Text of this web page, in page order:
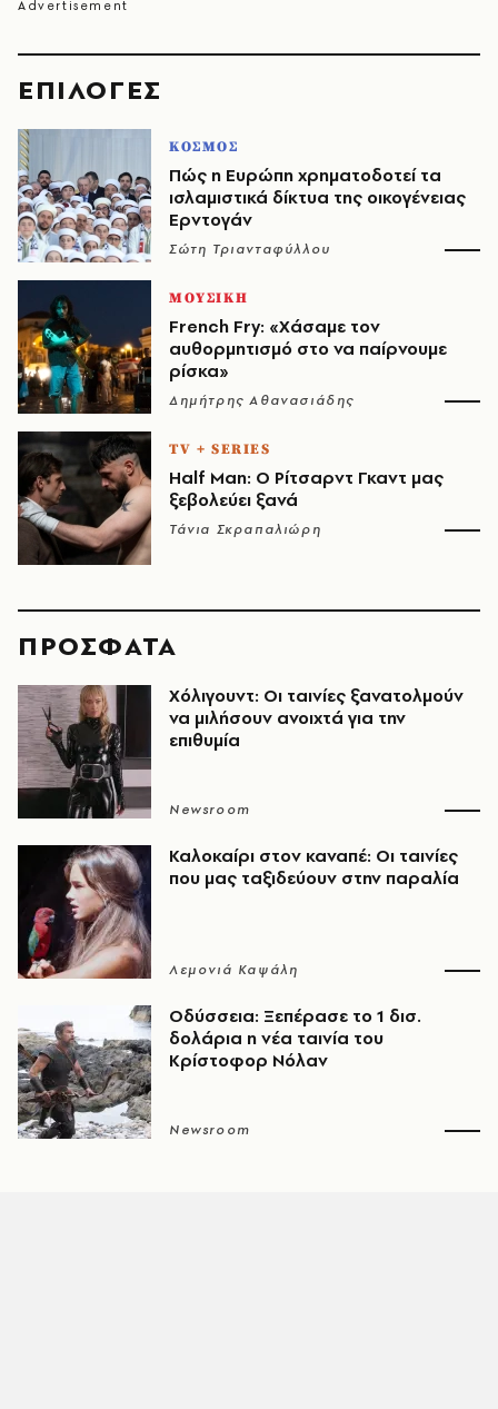
EΠΙΛΟΓΈΣ
ΚΟΣΜΟΣ
Πώς η Ευρώπη χρηματοδοτεί τα
ισλαμιστικά δίκτυα της οικογένειας
Ερντογάν
Σώτη Τριανταφύλλου
ΜΟΥΣΙΚΗ
French Fry: «Χάσαμε τον
αυθορμητισμό στο να παίρνουμε
ρίσκα»
Δημήτρης Αθανασιάδης
TV + SERIES
Half Man: Ο Ρίτσαρντ Γκαντ μας
ξεβολεύει ξανά
Τάνια Σκραπαλιώρη
ΠΡΟΣΦΑΤΑ
Χόλιγουντ: Οι ταινίες ξανατολμούν
να μιλήσουν ανοιχτά για την
επιθυμία
Newsroom
Καλοκαίρι στον καναπέ: Οι ταινίες
που μας ταξιδεύουν στην παραλία
Λεμονιά Καψάλη
Οδύσσεια: Ξεπέρασε το 1 δισ.
δολάρια η νέα ταινία του
Κρίστοφορ Νόλαν
Newsroom